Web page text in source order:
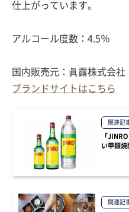
仕上がっています。
アルコール度数：4.5％
国内販売元：眞露株式会社
ブランドサイトはこちら
関連記
「
い甲類焼
関連記